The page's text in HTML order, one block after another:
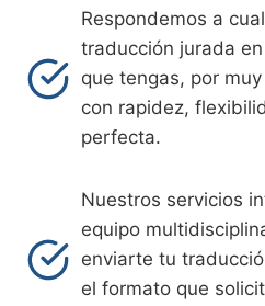
Respondemos a
traducción jurada
que tengas, por
con rapidez,
perfecta.
Nuestros servicios
equipo
enviarte tu
el formato que